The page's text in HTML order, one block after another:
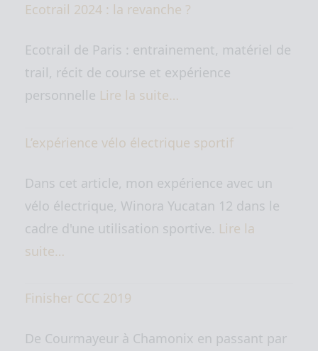
Ecotrail 2024 : la revanche ?
Ecotrail de Paris : entrainement, matériel de
trail, récit de course et expérience
personnelle Lire la suite…
L’expérience vélo électrique sportif
Dans cet article, mon expérience avec un
vélo électrique, Winora Yucatan 12 dans le
cadre d'une utilisation sportive. Lire la
suite…
Finisher CCC 2019
De Courmayeur à Chamonix en passant par